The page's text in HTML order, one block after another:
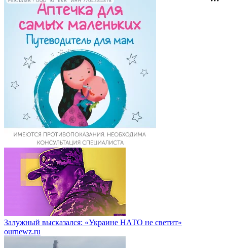
Залужный высказался: «Украине НАТО не светит»
ournewz.ru